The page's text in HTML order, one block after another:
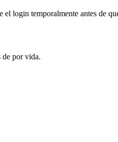
login temporalmente antes de
por vida.